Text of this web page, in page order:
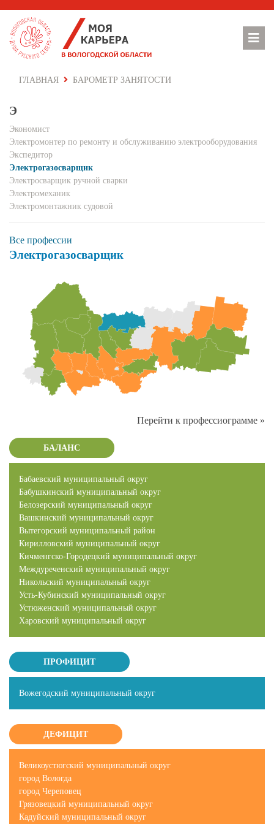
ГЛАВНАЯ БАРОМЕТР ЗАНЯТОСТИ
Э
Экономист
Электромонтер по ремонту и обслуживанию электрооборудования
Экспедитор
Электрогазосварщик
Электросварщик ручной сварки
Электромеханик
Электромонтажник судовой
Все профессии
Электрогазосварщик
Перейти к профессиограмме »
БАЛАНС
Бабаевский муниципальный округ
Бабушкинский муниципальный округ
Белозерский муниципальный округ
Вашкинский муниципальный округ
Вытегорский муниципальный район
Кирилловский муниципальный округ
Кичменгско-Городецкий муниципальный округ
Междуреченский муниципальный округ
Никольский муниципальный округ
Усть-Кубинский муниципальный округ
Устюженский муниципальный округ
Харовский муниципальный округ
ПРОФИЦИТ
Вожегодский муниципальный округ
ДЕФИЦИТ
Великоустюгский муниципальный округ
город Вологда
город Череповец
Грязовецкий муниципальный округ
Кадуйский муниципальный округ